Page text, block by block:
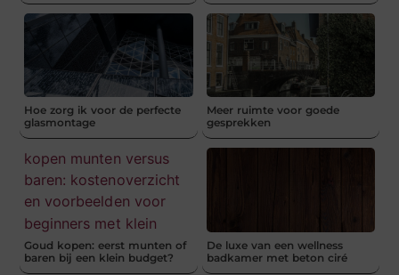
Hoe zorg ik voor de perfecte
glasmontage
Meer ruimte voor goede
gesprekken
Goud kopen: eerst munten of
baren bij een klein budget?
De luxe van een wellness
badkamer met beton ciré